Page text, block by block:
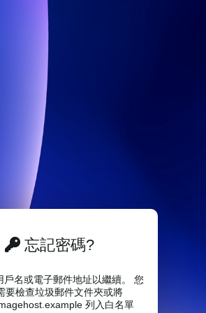
忘記密碼?
戶名或電子郵件地址以繼續。 您
要檢查垃圾郵件文件夾或將
列入白名單